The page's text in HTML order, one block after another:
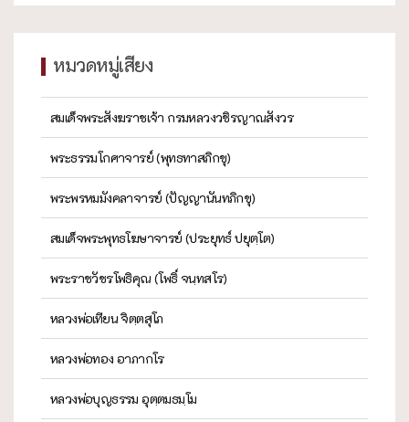
หมวดหมู่เสียง
สมเด็จพระสังฆราชเจ้า กรมหลวงวชิรญาณสังวร
พระธรรมโกศาจารย์ (พุทธทาสภิกขุ)
พระพรหมมังคลาจารย์ (ปัญญานันทภิกขุ)
สมเด็จพระพุทธโฆษาจารย์ (ประยุทธ์ ปยุตฺโต)
พระราชวัชรโพธิคุณ (โพธิ์ จนฺทสโร)
หลวงพ่อเทียน จิตฺตสุโภ
หลวงพ่อทอง อาภากโร
หลวงพ่อบุญธรรม อุตฺตมธมฺโม